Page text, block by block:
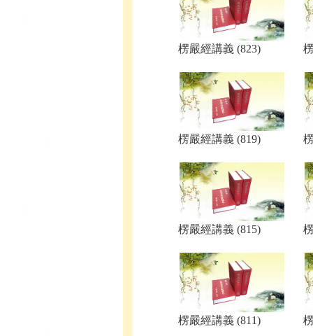
楞嚴經講義 (823)
楞嚴經講義 (819)
楞嚴經講義 (815)
楞嚴經講義 (811)